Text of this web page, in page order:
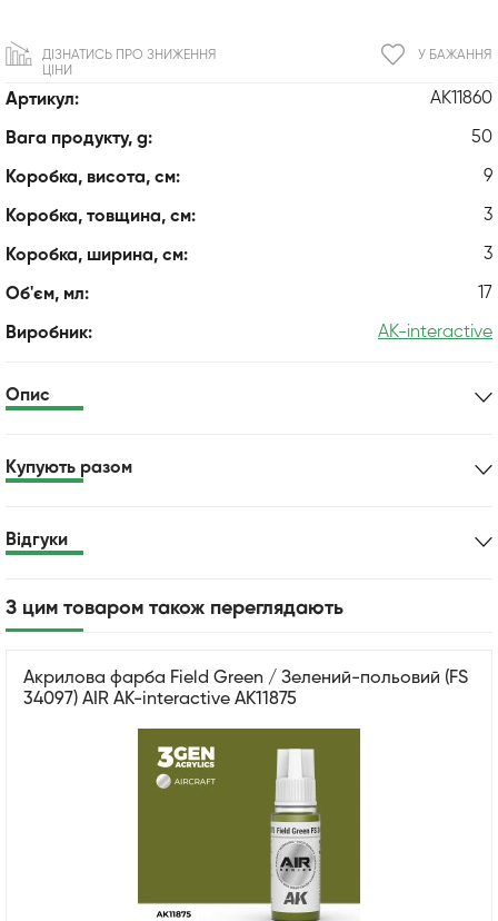
Артикул: AK11860
Вага продукту, g: 50
Коробка, висота, см: 9
Коробка, товщина, см: 3
Коробка, ширина, см: 3
Об'єм, мл: 17
Виробник: AK-interactive
У БАЖАННЯ
ДІЗНАТИСЬ ПРО ЗНИЖЕННЯ
ЦІНИ
Опис
Купують разом
Відгуки
З цим товаром також переглядають
Акрилова фарба Field Green / Зелений-польовий (FS
34097) AIR АК-interactive AK11875